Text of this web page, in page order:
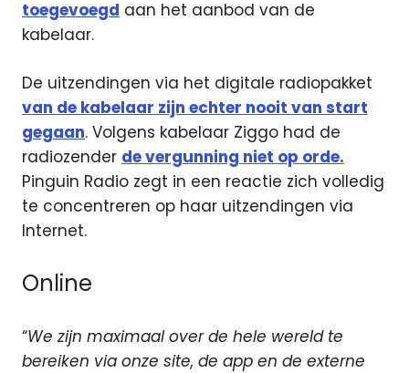
toegevoegd aan het aanbod van de
kabelaar.
De uitzendingen via het digitale radiopakket
van de kabelaar zijn echter nooit van start
gegaan. Volgens kabelaar Ziggo had de
radiozender de vergunning niet op orde.
Pinguin Radio zegt in een reactie zich volledig
te concentreren op haar uitzendingen via
Internet.
Online
“We zijn maximaal over de hele wereld te
bereiken via onze site, de app en de externe